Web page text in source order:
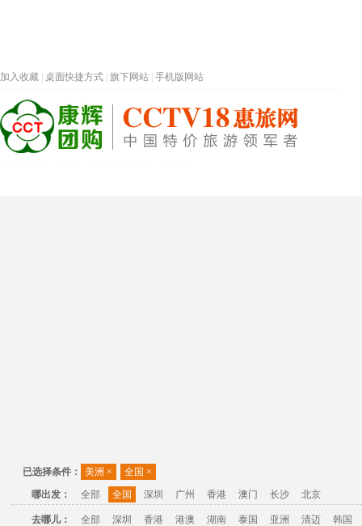
加入收藏 桌面快捷方式 旗下网站 手机版网站
已选择条件： 美洲 × 全国 ×
哪出发：
全部 全国 深圳 广州 香港 澳门 长沙 北京
去哪儿： 全部 深圳 香港 港澳 湖南 泰国 亚洲 清迈
韩国